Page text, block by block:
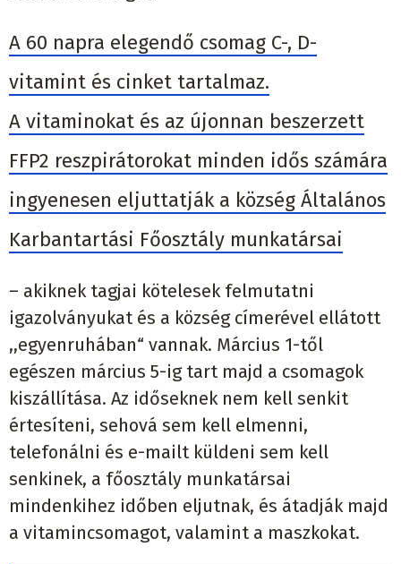
A 60 napra elegendő csomag C-, D-
vitamint és cinket tartalmaz.
A vitaminokat és az újonnan beszerzett
FFP2 reszpirátorokat minden idős számára
ingyenesen eljuttatják a község Általános
Karbantartási Főosztály munkatársai
– akiknek tagjai kötelesek felmutatni
igazolványukat és a község címerével ellátott
,,egyenruhában“ vannak. Március 1-től
egészen március 5-ig tart majd a csomagok
kiszállítása. Az időseknek nem kell senkit
értesíteni, sehová sem kell elmenni,
telefonálni és e-mailt küldeni sem kell
senkinek, a főosztály munkatársai
mindenkihez időben eljutnak, és átadják majd
a vitamincsomagot, valamint a maszkokat.